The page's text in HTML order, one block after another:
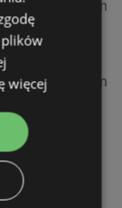
1,04 km
1,05 km
plików
więcej